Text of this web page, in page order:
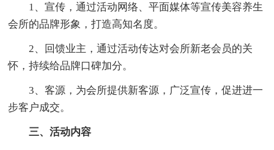
1、宣传，通过活动网络、平面媒体等宣传美容养生
会所的品牌形象，打造高知名度。
2、回馈业主，通过活动传达对会所新老会员的关
怀，持续给品牌口碑加分。
3、客源，为会所提供新客源，广泛宣传，促进进一
步客户成交。
三、活动内容